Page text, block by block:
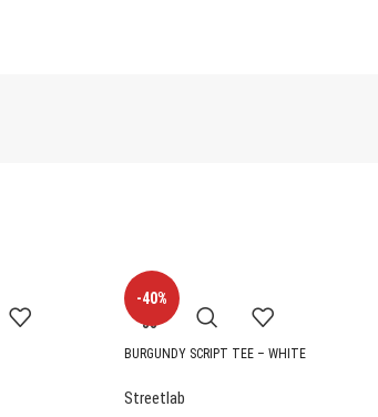
-40%
BURGUNDY SCRIPT TEE – WHITE
Streetlab